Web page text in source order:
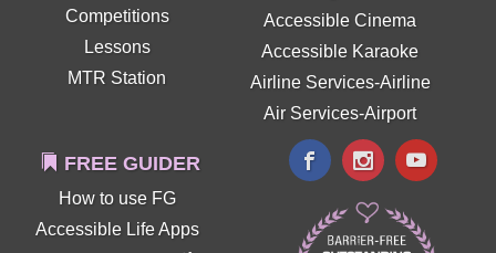
Competitions
Lessons
MTR Station
Accessible Cinema
Accessible Karaoke
Airline Services-Airline
Air Services-Airport
FREE GUIDER
How to use FG
Accessible Life Apps